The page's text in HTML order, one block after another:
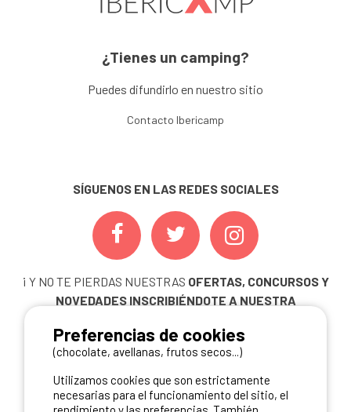
¿Tienes un camping?
Puedes difundirlo en nuestro sitio
Contacto Ibericamp
SÍGUENOS EN LAS REDES SOCIALES
¡ Y NO TE PIERDAS NUESTRAS OFERTAS, CONCURSOS Y
NOVEDADES INSCRIBIÉNDOTE A NUESTRA
ME INSCRIBO
Preferencias de cookies
(chocolate, avellanas, frutos secos...)
Utilizamos cookies que son estrictamente
necesarias para el funcionamiento del sitio, el